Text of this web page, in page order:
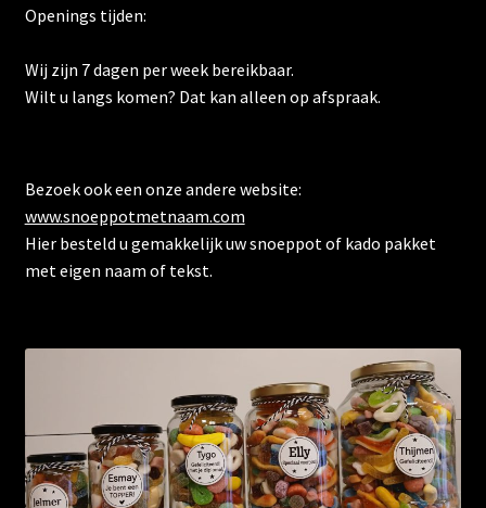
Openings tijden:
Wij zijn 7 dagen per week bereikbaar.
Wilt u langs komen? Dat kan alleen op afspraak.
Bezoek ook een onze andere website:
www.snoeppotmetnaam.com
Hier besteld u gemakkelijk uw snoeppot of kado pakket
met eigen naam of tekst.